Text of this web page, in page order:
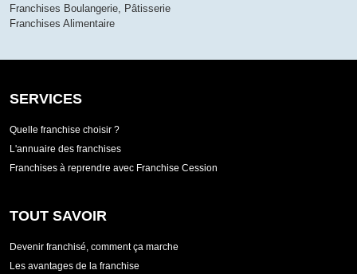
Franchises Boulangerie, Pâtisserie
Franchises Alimentaire
SERVICES
Quelle franchise choisir ?
L'annuaire des franchises
Franchises à reprendre avec Franchise Cession
TOUT SAVOIR
Devenir franchisé, comment ça marche
Les avantages de la franchise